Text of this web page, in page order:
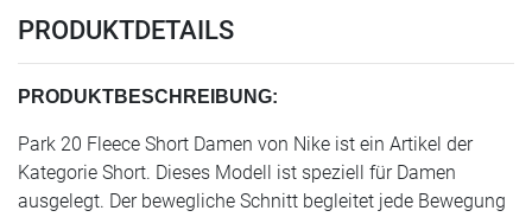
PRODUKTDETAILS
PRODUKTBESCHREIBUNG:
Park 20 Fleece Short Damen von Nike ist ein Artikel der
Kategorie Short. Dieses Modell ist speziell für Damen
ausgelegt. Der bewegliche Schnitt begleitet jede Bewegung